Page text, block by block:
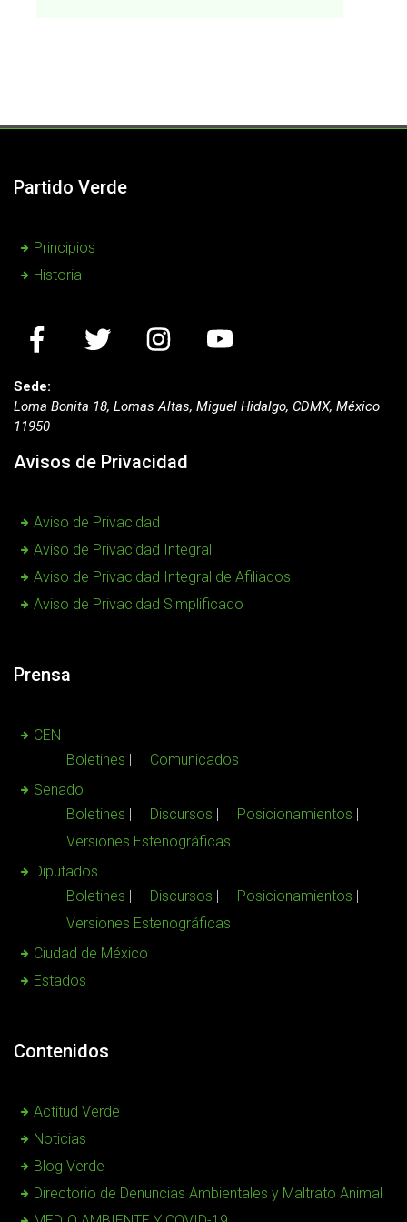
Partido Verde
Principios
Historia
Sede:
Loma Bonita 18, Lomas Altas, Miguel Hidalgo, CDMX, México
11950
Avisos de Privacidad
Aviso de Privacidad
Aviso de Privacidad Integral
Aviso de Privacidad Integral de Afiliados
Aviso de Privacidad Simplificado
Prensa
CEN
Boletines
Comunicados
Senado
Boletines
Discursos
Posicionamientos
Versiones Estenográficas
Diputados
Boletines
Discursos
Posicionamientos
Versiones Estenográficas
Ciudad de México
Estados
Contenidos
Actitud Verde
Noticias
Blog Verde
Directorio de Denuncias Ambientales y Maltrato Animal